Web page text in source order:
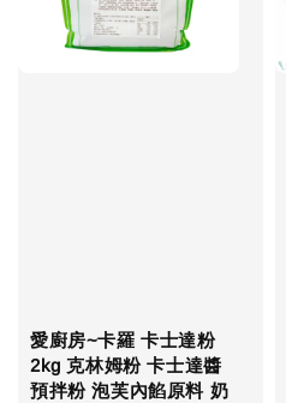
愛廚房~卡羅 卡士達粉
2kg 克林姆粉 卡士達醬
預拌粉 泡芙內餡原料 奶